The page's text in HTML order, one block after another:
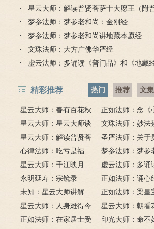
吗？
星云大师：解读普贤菩萨十大愿王（附
品全文）
梦参法师：梦参老和尚：金刚经
梦参法师：梦参老和尚讲地藏本愿经
文珠法师：大方广佛华严经
虚云法师：多诵读《普门品》和《地藏经
精彩推荐 热门 推荐 文集
星云大师：春有百花秋
有月，夏有凉风冬有雪；
若无闲事挂心头，便是人
间好时节。
正如法师：念《
比《大悲咒》更
星云大师：星云大师谈
《心经》
文珠法师：妙法
星云大师：解读普贤菩
萨十大愿王（附普贤行愿
品全文）
圣严法师：关于
鬼的终极真相
心律法师：吃亏是福
梦参法师：梦参
讲地藏本愿经
星云大师：千江映月
虚云法师：多诵
门品》和《地藏
永明延寿：宗镜录
正如法师：诵心
悲咒功德大吗
未知：星云大师讲解
正如法师：梁皇
悲道场
星云大师：人身难得今
已得，佛法难闻今已闻；
星云大师：朝看
树红，暮看花落
正如法师：在家居士受
印光大师：命不